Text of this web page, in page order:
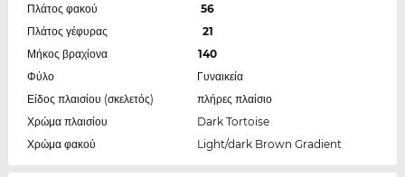
Πλάτος φακού
56
Πλάτος γέφυρας
21
Μήκος βραχίονα
140
Φύλο
Γυναικεία
Είδος πλαισίου (σκελετός)
πλήρες πλαίσιο
Χρώμα πλαισίου
Dark Tortoise
Χρώμα φακού
Light/dark Brown Gradient